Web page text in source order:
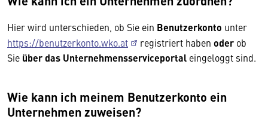
Hier wird unterschieden, ob Sie ein Benutzerkonto unter
https://benutzerkonto.wko.at
registriert haben oder ob
Sie über das Unternehmensserviceportal eingeloggt sind.
Wie kann ich meinem Benutzerkonto ein
Unternehmen zuweisen?